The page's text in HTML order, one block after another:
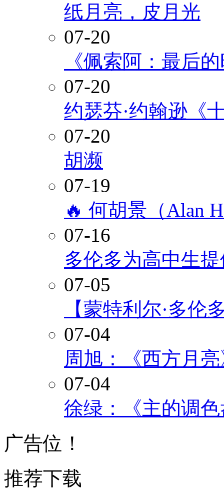
纸月亮，皮月光
07-20
《佩索阿：最后
07-20
约瑟芬·约翰逊《
07-20
胡濒
07-19
🔥 何胡景（Alan
07-16
多伦多为高中生
07-05
【蒙特利尔·多伦
07-04
周旭：《西方月
07-04
徐绿：《主的调
广告位！
推荐下载